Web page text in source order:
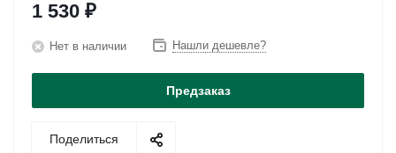
1 530 ₽
Нет в наличии Нашли дешевле?
Предзаказ
Поделиться